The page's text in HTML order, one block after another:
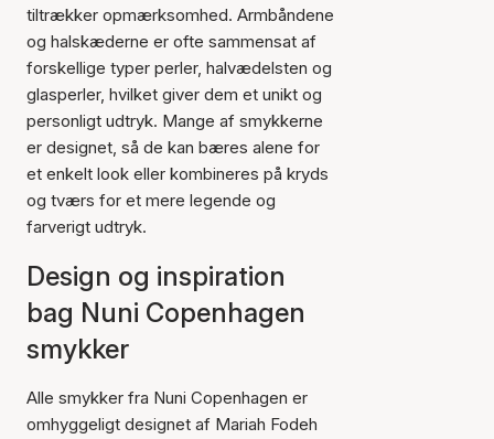
tiltrækker opmærksomhed. Armbåndene
og halskæderne er ofte sammensat af
forskellige typer perler, halvædelsten og
glasperler, hvilket giver dem et unikt og
personligt udtryk. Mange af smykkerne
er designet, så de kan bæres alene for
et enkelt look eller kombineres på kryds
og tværs for et mere legende og
farverigt udtryk.
Design og inspiration
bag Nuni Copenhagen
smykker
Alle smykker fra Nuni Copenhagen er
omhyggeligt designet af Mariah Fodeh